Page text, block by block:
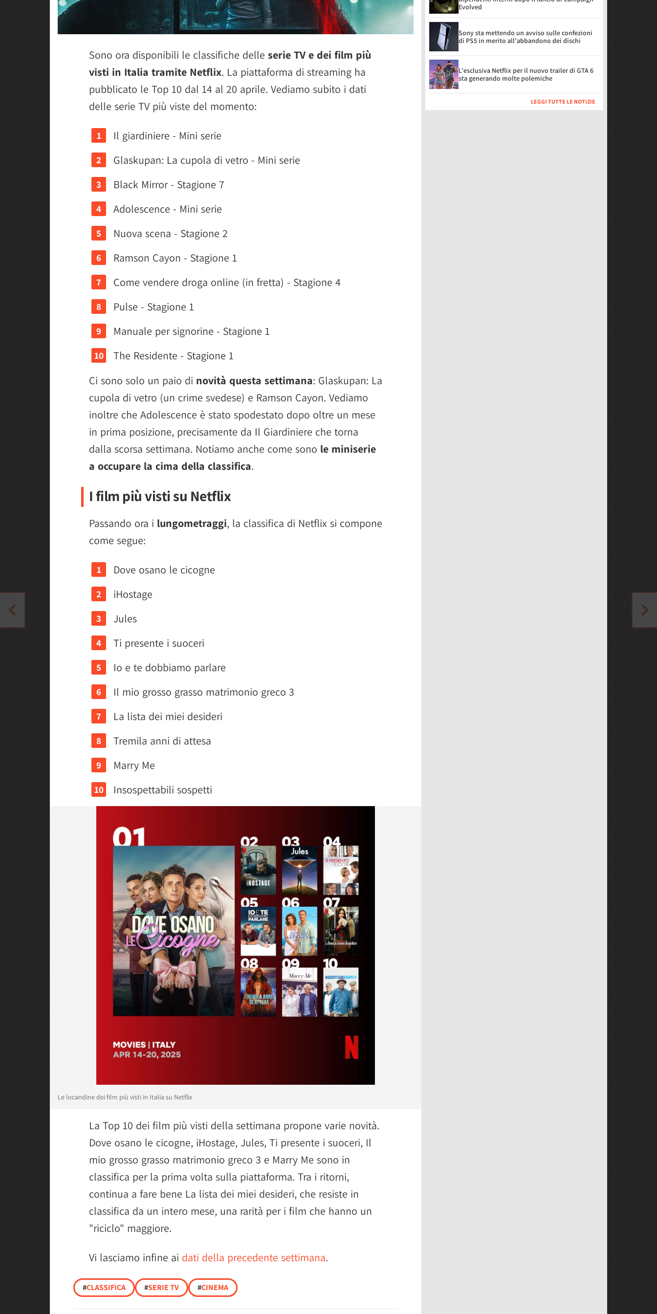
Sono ora disponibili le classifiche delle serie TV e dei film più
visti in Italia tramite Netflix. La piattaforma di streaming ha
pubblicato le Top 10 dal 14 al 20 aprile. Vediamo subito i dati
delle serie TV più viste del momento:
Il giardiniere - Mini serie
Glaskupan: La cupola di vetro - Mini serie
Black Mirror - Stagione 7
Adolescence - Mini serie
Nuova scena - Stagione 2
Ramson Cayon - Stagione 1
Come vendere droga online (in fretta) - Stagione 4
Pulse - Stagione 1
Manuale per signorine - Stagione 1
The Residente - Stagione 1
Ci sono solo un paio di novità questa settimana: Glaskupan: La
cupola di vetro (un crime svedese) e Ramson Cayon. Vediamo
inoltre che Adolescence è stato spodestato dopo oltre un mese
in prima posizione, precisamente da Il Giardiniere che torna
dalla scorsa settimana. Notiamo anche come sono le miniserie
a occupare la cima della classifica.
I film più visti su Netflix
Passando ora i lungometraggi, la classifica di Netflix si compone
come segue:
Dove osano le cicogne
iHostage
Jules
Ti presente i suoceri
Io e te dobbiamo parlare
Il mio grosso grasso matrimonio greco 3
La lista dei miei desideri
Tremila anni di attesa
Marry Me
Insospettabili sospetti
Le locandine dei film più visti in Italia su Netflix
La Top 10 dei film più visti della settimana propone varie novità.
Dove osano le cicogne, iHostage, Jules, Ti presente i suoceri, Il
mio grosso grasso matrimonio greco 3 e Marry Me sono in
classifica per la prima volta sulla piattaforma. Tra i ritorni,
continua a fare bene La lista dei miei desideri, che resiste in
classifica da un intero mese, una rarità per i film che hanno un
"riciclo" maggiore.
Vi lasciamo infine ai dati della precedente settimana.
#CLASSIFICA #SERIE TV #CINEMA
Evolved
Sony sta mettendo un avviso sulle confezioni
di PS5 in merito all'abbandono dei dischi
L'esclusiva Netflix per il nuovo trailer di GTA 6
sta generando molte polemiche
LEGGI TUTTE LE NOTIZIE